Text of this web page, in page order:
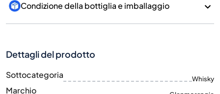
Condizione della bottiglia e imballaggio
Dettagli del prodotto
Sottocategoria Whisky
Marchio